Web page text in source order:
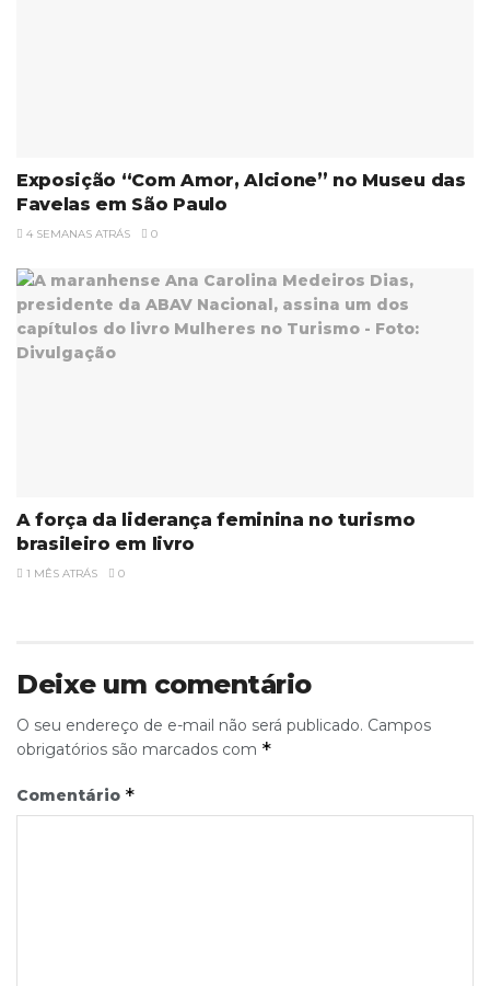
Exposição “Com Amor, Alcione” no Museu das
Favelas em São Paulo
4 SEMANAS ATRÁS 0
A força da liderança feminina no turismo
brasileiro em livro
1 MÊS ATRÁS 0
Deixe um comentário
O seu endereço de e-mail não será publicado. Campos
obrigatórios são marcados com *
Comentário *